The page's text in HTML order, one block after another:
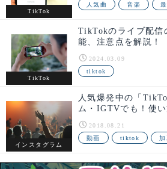
TikTok
人気曲
音楽
TikTok
TikTokのライブ配信
能、注意点を解説！
2024.03.09
tiktok
インスタグラム
人気爆発中の「
ム・IGTVでも！使い
2018.08.21
動画
tiktok 加